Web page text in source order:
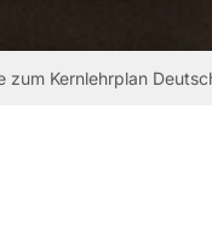
zum Kernlehrplan